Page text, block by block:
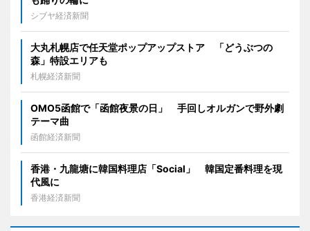
シブヤ経済新聞
大丸札幌店で任天堂ポップアップストア 「どうぶつの
森」特設エリアも
札幌経済新聞
OMO5函館で「函館夜景の日」 手回しオルガンで野外劇
テーマ曲
函館経済新聞
香港・九龍塘に韓国料理店「Social」 韓国定番料理を現
代風に
香港経済新聞